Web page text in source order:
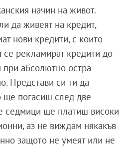
начин на живот.
да живеят на кредит,
нови кредити, с които
се рекламират кредити до
при абсолютно остра
Представи си ти да
ще погасиш след две
седмици ще платиш високи
аз не виждам някакъв
защото не умеят или не